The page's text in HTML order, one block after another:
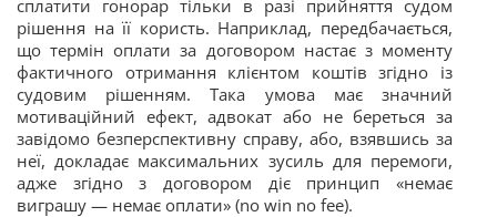
сплатити гонорар тільки в разі прийняття судом
рішення на її користь. Наприклад, передбачається,
що термін оплати за договором настає з моменту
фактичного отримання клієнтом коштів згідно із
судовим рішенням. Така умова має значний
мотиваційний ефект, адвокат або не береться за
завідомо безперспективну справу, або, взявшись за
неї, докладає максимальних зусиль для перемоги,
адже згідно з договором діє принцип «немає
виграшу — немає оплати» (no win no fee).